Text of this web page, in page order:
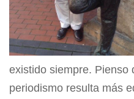
existido siempre. Pienso
periodismo resulta más